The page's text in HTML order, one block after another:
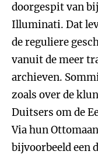
doorgespit van
Illuminati. Dat
de reguliere
vanuit de meer
archieven.
zoals over de
Duitsers om de
Via hun
bijvoorbeeld een